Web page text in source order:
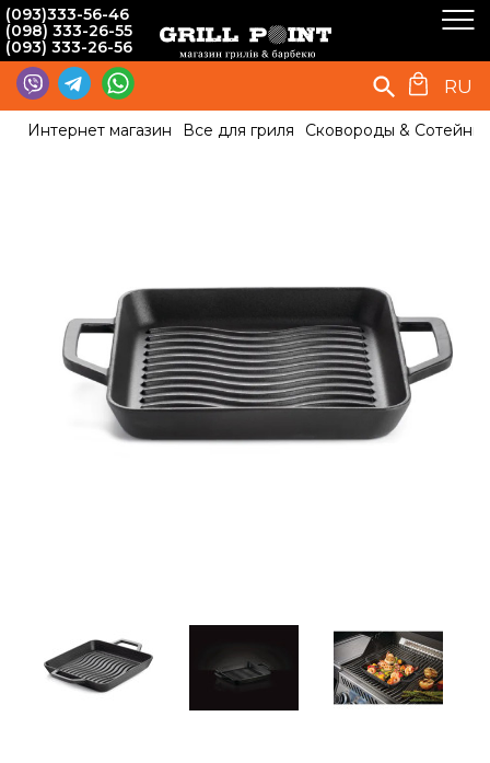
(093)333-56-46
(098) 333-26-55
(093) 333-26-56
RU
Интернет магазин Все для гриля Сковороды &